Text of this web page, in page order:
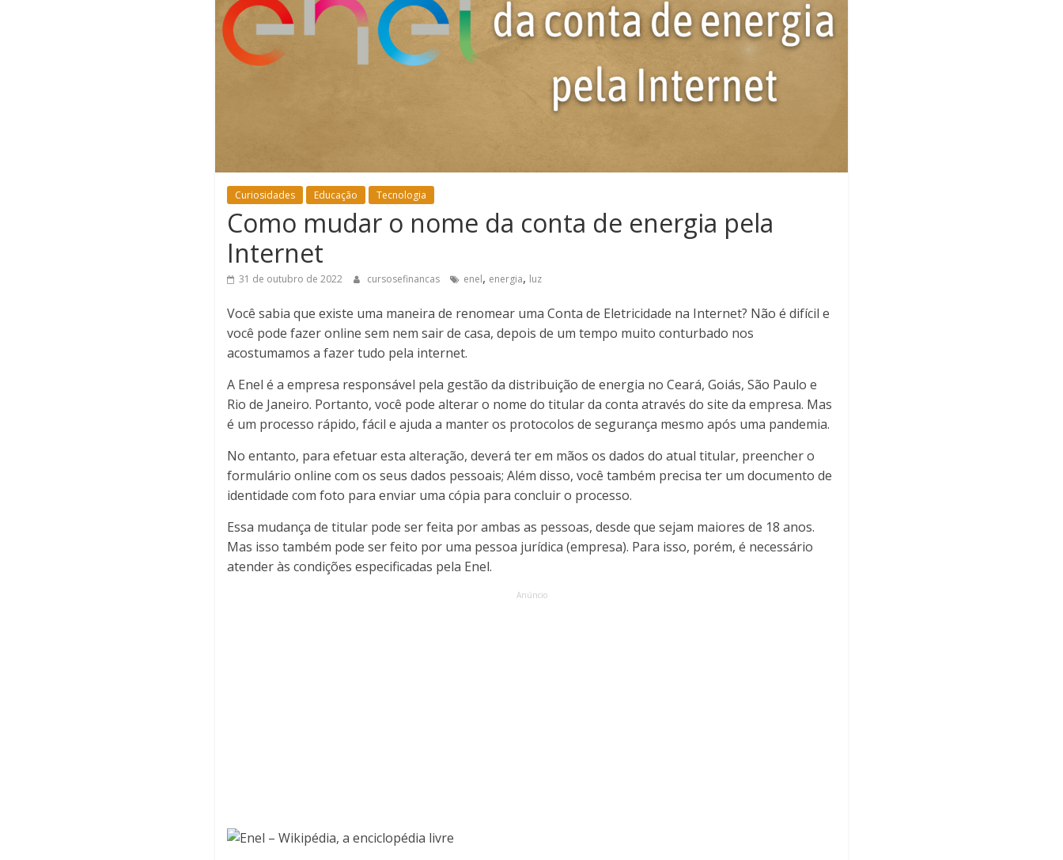
Curiosidades Educação Tecnologia
Como mudar o nome da conta de energia pela
Internet
31 de outubro de 2022 cursosefinancas enel, energia, luz
Você sabia que existe uma maneira de renomear uma Conta de Eletricidade na Internet? Não é difícil e
você pode fazer online sem nem sair de casa, depois de um tempo muito conturbado nos
acostumamos a fazer tudo pela internet.
A Enel é a empresa responsável pela gestão da distribuição de energia no Ceará, Goiás, São Paulo e
Rio de Janeiro. Portanto, você pode alterar o nome do titular da conta através do site da empresa. Mas
é um processo rápido, fácil e ajuda a manter os protocolos de segurança mesmo após uma pandemia.
No entanto, para efetuar esta alteração, deverá ter em mãos os dados do atual titular, preencher o
formulário online com os seus dados pessoais; Além disso, você também precisa ter um documento de
identidade com foto para enviar uma cópia para concluir o processo.
Essa mudança de titular pode ser feita por ambas as pessoas, desde que sejam maiores de 18 anos.
Mas isso também pode ser feito por uma pessoa jurídica (empresa). Para isso, porém, é necessário
atender às condições especificadas pela Enel.
Anúncio